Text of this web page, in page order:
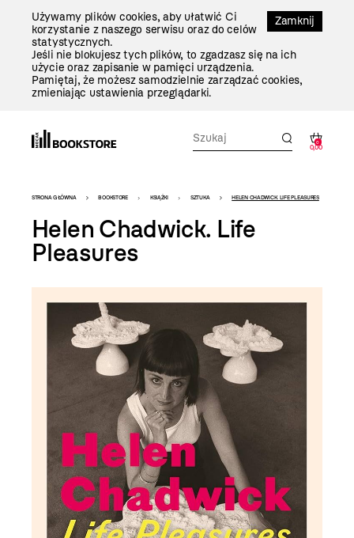
Zamknij
Używamy plików cookies, aby ułatwić Ci
korzystanie z naszego serwisu oraz do celów
statystycznych.
Jeśli nie blokujesz tych plików, to zgadzasz się na ich
użycie oraz zapisanie w pamięci urządzenia.
Pamiętaj, że możesz samodzielnie zarządzać cookies,
zmieniając ustawienia przeglądarki.
0
0,00
Bookstore
-
szablon
szczegóły
STRONA GŁÓWNA BOOKSTORE KSIĄŻKI SZTUKA HELEN CHADWICK. LIFE PLEASURES
Helen Chadwick. Life
Pleasures